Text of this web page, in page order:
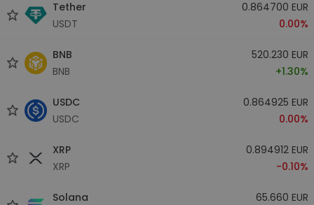
Tether
USDT
0.864700 EUR
0.00%
BNB
BNB
520.230 EUR
+1.30%
USDC
USDC
0.864925 EUR
0.00%
XRP
XRP
0.894912 EUR
-0.10%
Solana
65.660 EUR